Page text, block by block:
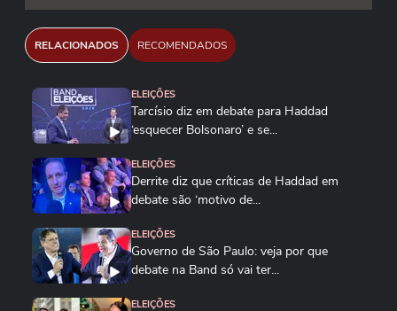
RELACIONADOS RECOMENDADOS
ELEIÇÕES
Tarcísio diz em debate para Haddad
‘esquecer Bolsonaro’ e se...
ELEIÇÕES
Derrite diz que críticas de Haddad em
debate são ‘motivo de...
ELEIÇÕES
Governo de São Paulo: veja por que
debate na Band só vai ter...
ELEIÇÕES